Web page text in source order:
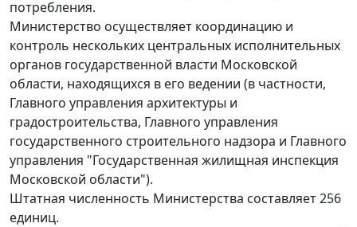
потребления.
Министерство осуществляет координацию и
контроль нескольких центральных исполнительных
органов государственной власти Московской
области, находящихся в его ведении (в частности,
Главного управления архитектуры и
градостроительства, Главного управления
государственного строительного надзора и Главного
управления "Государственная жилищная инспекция
Московской области").
Штатная численность Министерства составляет 256
единиц.